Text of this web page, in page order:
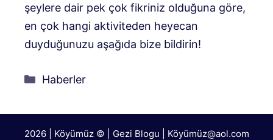
şeylere dair pek çok fikriniz olduğuna göre,
en çok hangi aktiviteden heyecan
duyduğunuzu aşağıda bize bildirin!
Kategoriler
Haberler
2026 | Köyümüz © | Gezi Blogu | Köyümüz@aol.com